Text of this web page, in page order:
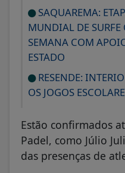
SAQUAREMA:
MUNDIAL DE SURFE
SEMANA COM
ESTADO
RESENDE:
OS JOGOS
Estão confirmados
Padel, como Júlio
das presenças de